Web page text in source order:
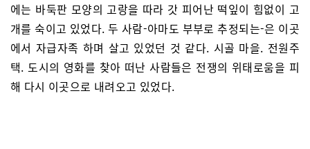
에는 바둑판 모양의 고랑을 따라 갓 피어난 떡잎이 힘없이 고
개를 숙이고 있었다. 두 사람-아마도 부부로 추정되는-은 이곳
에서 자급자족 하며 살고 있었던 것 같다. 시골 마을. 전원주
택. 도시의 영화를 찾아 떠난 사람들은 전쟁의 위태로움을 피
해 다시 이곳으로 내려오고 있었다.